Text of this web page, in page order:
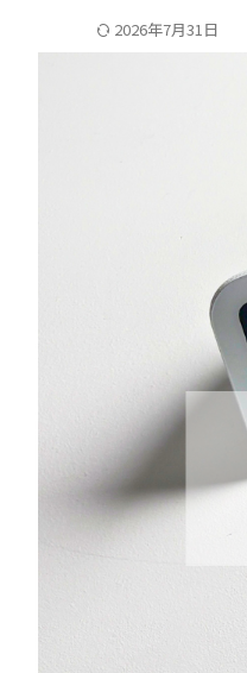
2026年7月31日